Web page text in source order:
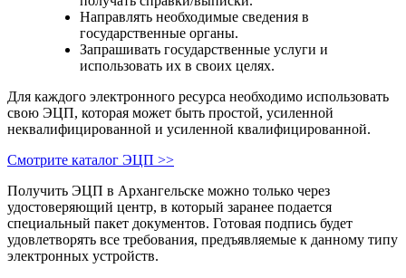
Направлять необходимые сведения в
государственные органы.
Запрашивать государственные услуги и
использовать их в своих целях.
Для каждого электронного ресурса необходимо использовать
свою ЭЦП, которая может быть простой, усиленной
неквалифицированной и усиленной квалифицированной.
Смотрите каталог ЭЦП >>
Получить ЭЦП в Архангельске можно только через
удостоверяющий центр, в который заранее подается
специальный пакет документов. Готовая подпись будет
удовлетворять все требования, предъявляемые к данному типу
электронных устройств.